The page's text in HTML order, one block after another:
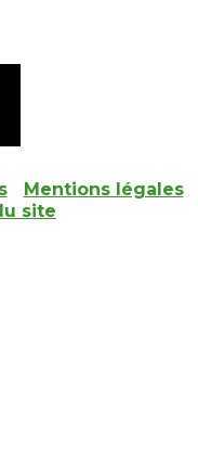
I Mentions légalesI
site